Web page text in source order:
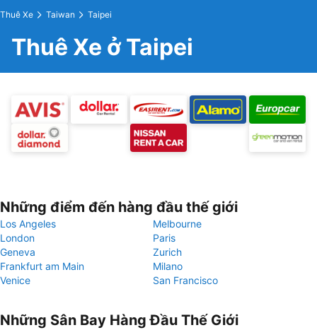
Thuê Xe Taiwan Taipei
Thuê Xe ở Taipei
Những điểm đến hàng đầu thế giới
Los Angeles
Melbourne
London
Paris
Geneva
Zurich
Frankfurt am Main
Milano
Venice
San Francisco
Những Sân Bay Hàng Đầu Thế Giới